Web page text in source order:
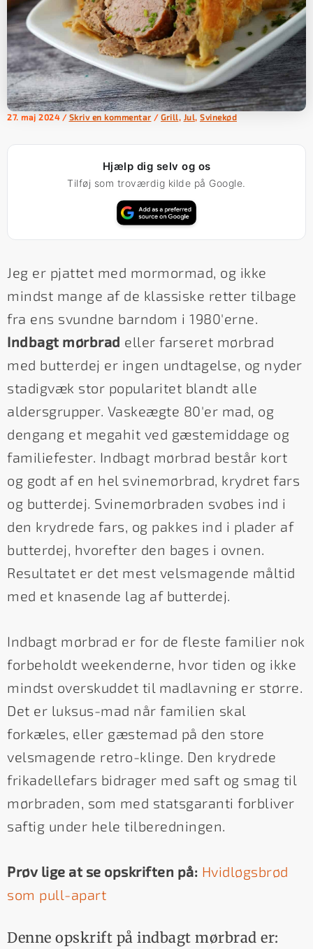
27. maj 2024 / Skriv en kommentar / Grill Jul Svinekød
Hjælp dig selv og os
Tilføj som troværdig kilde på Google.
Jeg er pjattet med mormormad, og ikke
mindst mange af de klassiske retter tilbage
fra ens svundne barndom i 1980'erne.
Indbagt mørbrad eller farseret mørbrad
med butterdej er ingen undtagelse, og nyder
stadigvæk stor popularitet blandt alle
aldersgrupper. Vaskeægte 80'er mad, og
dengang et megahit ved gæstemiddage og
familiefester. Indbagt mørbrad består kort
og godt af en hel svinemørbrad, krydret fars
og butterdej. Svinemørbraden svøbes ind i
den krydrede fars, og pakkes ind i plader af
butterdej, hvorefter den bages i ovnen.
Resultatet er det mest velsmagende måltid
med et knasende lag af butterdej.
Indbagt mørbrad er for de fleste familier nok
forbeholdt weekenderne, hvor tiden og ikke
mindst overskuddet til madlavning er større.
Det er luksus-mad når familien skal
forkæles, eller gæstemad på den store
velsmagende retro-klinge. Den krydrede
frikadellefars bidrager med saft og smag til
mørbraden, som med statsgaranti forbliver
saftig under hele tilberedningen.
Prøv lige at se opskriften på: Hvidløgsbrød
som pull-apart
Denne opskrift på indbagt mørbrad er: